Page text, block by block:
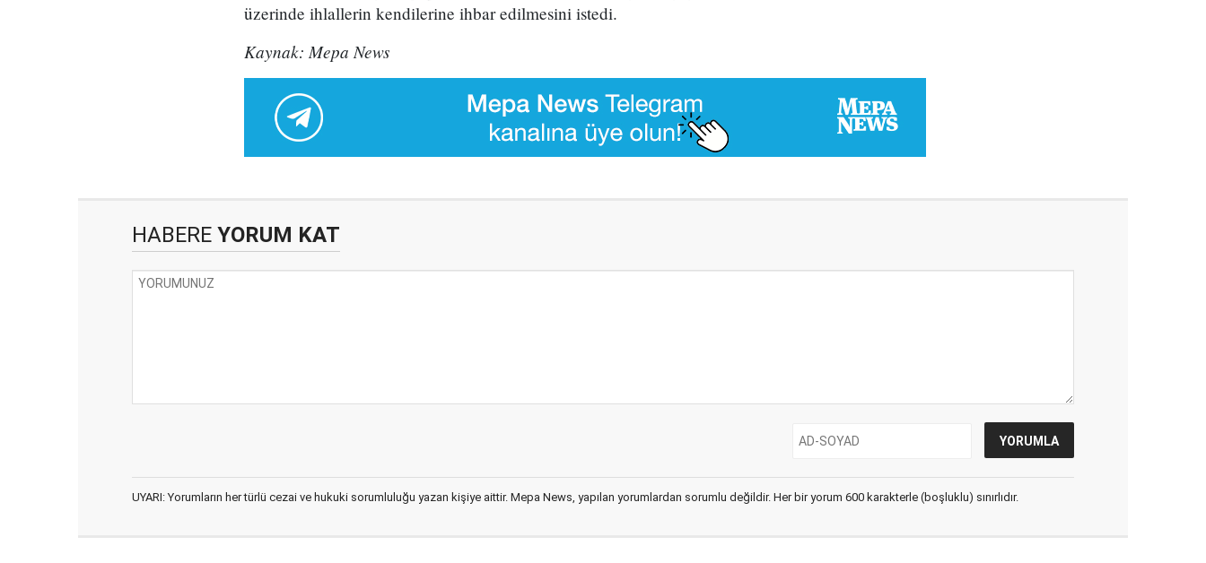
üzerinde ihlallerin kendilerine ihbar edilmesini istedi.
Kaynak: Mepa News
HABERE YORUM KAT
UYARI: Yorumların her türlü cezai ve hukuki sorumluluğu yazan kişiye aittir. Mepa News, yapılan yorumlardan sorumlu değildir. Her bir yorum 600 karakterle (boşluklu) sınırlıdır.